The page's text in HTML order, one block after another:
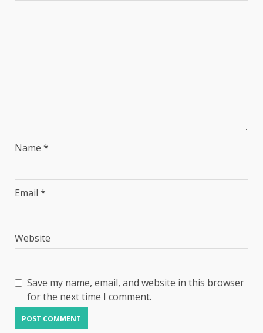
Name *
Email *
Website
Save my name, email, and website in this browser
for the next time I comment.